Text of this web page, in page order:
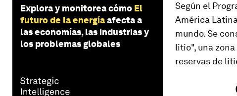
Explora y monitorea cómo El
futuro de la energíaafecta a
las economías, las industrias y
los problemas globales
Según el
América
mundo. Se
litio", una
reservas de